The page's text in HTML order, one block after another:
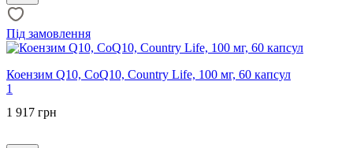
Під замовлення
Коензим Q10, CoQ10, Country Life, 100 мг, 60 капсул
1
1 917 грн